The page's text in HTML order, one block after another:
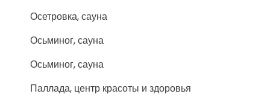
Осетровка, сауна
Осьминог, сауна
Осьминог, сауна
Паллада, центр красоты и здоровья